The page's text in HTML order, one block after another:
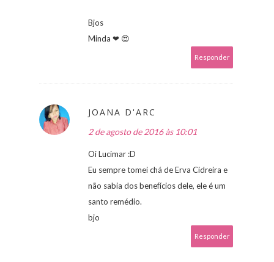
Bjos
Minda ❤ 😍
Responder
JOANA D'ARC
2 de agosto de 2016 às 10:01
Oi Lucimar :D
Eu sempre tomei chá de Erva Cidreira e
não sabia dos benefícios dele, ele é um
santo remédio.
bjo
Responder